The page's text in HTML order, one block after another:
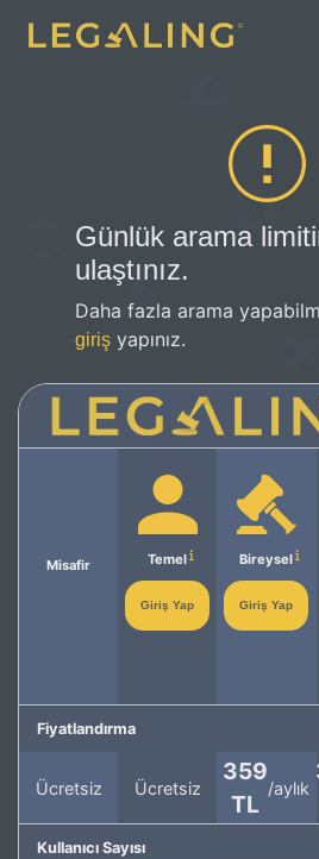
Günlük arama
ulaştınız.
Daha fazla arama
giriş yapınız.
Misafir Temel
Giriş Yap
Bireysel
Giriş Yap
Fiyatlandırma
Ücretsiz Ücretsiz
359
TL
/aylık
Kullanıcı Sayısı